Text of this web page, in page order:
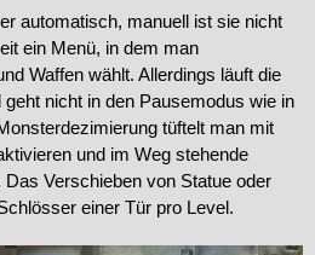
automatisch, manuell ist sie nicht
ein Menü, in dem man
Waffen wählt. Allerdings läuft die
nicht in den Pausemodus wie in
tüftelt man mit
und im Weg stehende
Verschieben von Statue oder
einer Tür pro Level.